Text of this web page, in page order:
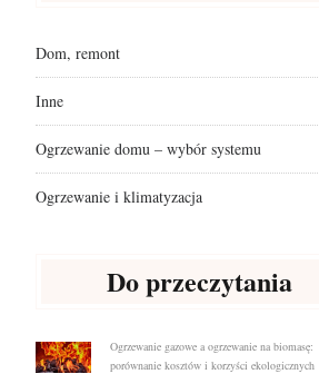
Dom, remont
Inne
Ogrzewanie domu – wybór systemu
Ogrzewanie i klimatyzacja
Do przeczytania
Ogrzewanie gazowe a ogrzewanie na biomasę:
porównanie kosztów i korzyści ekologicznych